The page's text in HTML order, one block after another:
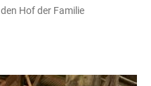
Hof der Familie